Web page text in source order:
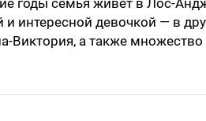
и интересной девочкой — в
Виктория, а также